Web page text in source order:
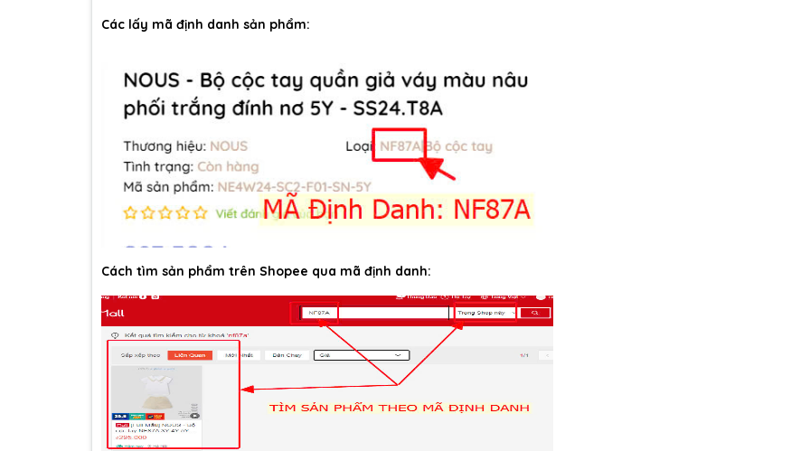
Các lấy mã định danh sản phẩm:
Cách tìm sản phẩm trên Shopee qua mã định danh: